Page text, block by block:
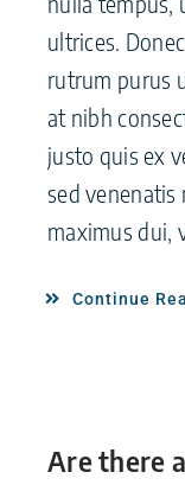
ultrices.
rutrum purus
at nibh
justo quis ex
sed venenatis
maximus dui,
Continue
Are there